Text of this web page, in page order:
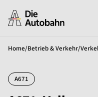
Home/Betrieb & Verkehr/
A671